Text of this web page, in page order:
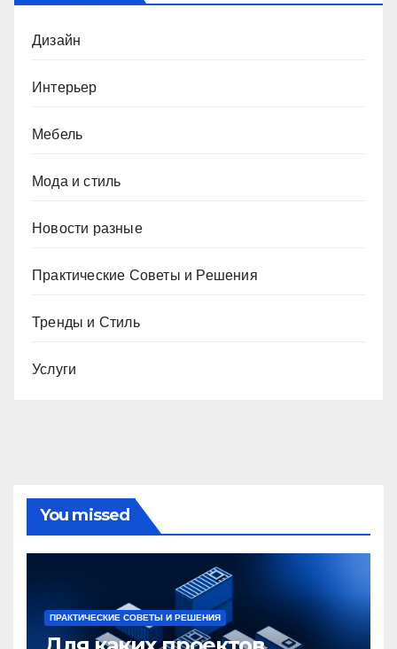
Дизайн
Интерьер
Мебель
Мода и стиль
Новости разные
Практические Советы и Решения
Тренды и Стиль
Услуги
You missed
ПРАКТИЧЕСКИЕ СОВЕТЫ И РЕШЕНИЯ